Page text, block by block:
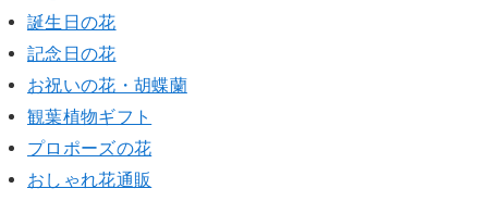
誕生日の花
記念日の花
お祝いの花・胡蝶蘭
観葉植物ギフト
プロポーズの花
おしゃれ花通販